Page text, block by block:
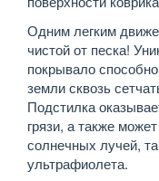
Одним легким
чистой от песка!
покрывало
земли сквозь
Подстилка
грязи, а также
солнечных лучей,
ультрафиолета.